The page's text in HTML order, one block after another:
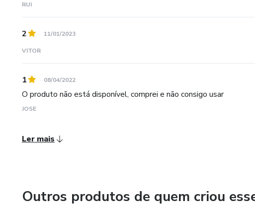
RUI
2 11/01/2023
VITOR
1 08/04/2022
O produto não está disponível, comprei e não consigo usar
JOSE
Ler mais
Outros produtos de quem criou